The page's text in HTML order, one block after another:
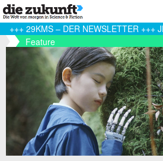
+++ 29KMS – DER NEWSLETTER +++
Feature